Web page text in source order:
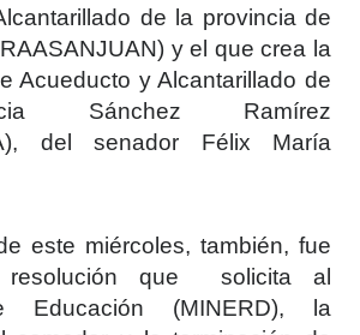
de la provincia de
y el que crea la
Acueducto y Alcantarillado de
Sánchez Ramírez
del senador Félix María
este miércoles, también, fue
resolución que solicita al
Educación (MINERD), la